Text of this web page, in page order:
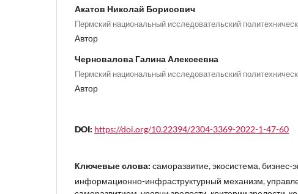
Акатов Николай Борисович
Пермский национальный исследовательский
Автор
Черновалова Галина Алексеевна
Пермский национальный исследовательский
Автор
DOI: https://doi.org/10.22394/2304-3369-2022-1-47-60
Ключевые слова: саморазвитие, экосистема, бизнес-
информационно-инфраструктурный механизм,